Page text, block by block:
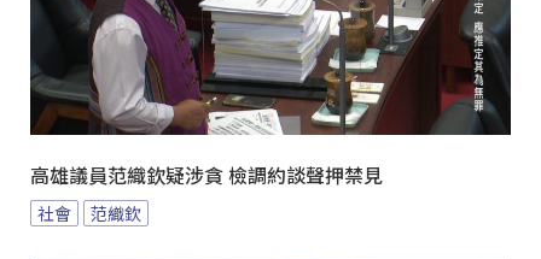
高雄議員范織欽疑涉貪 檢調約談聲押禁見
社會 范織欽